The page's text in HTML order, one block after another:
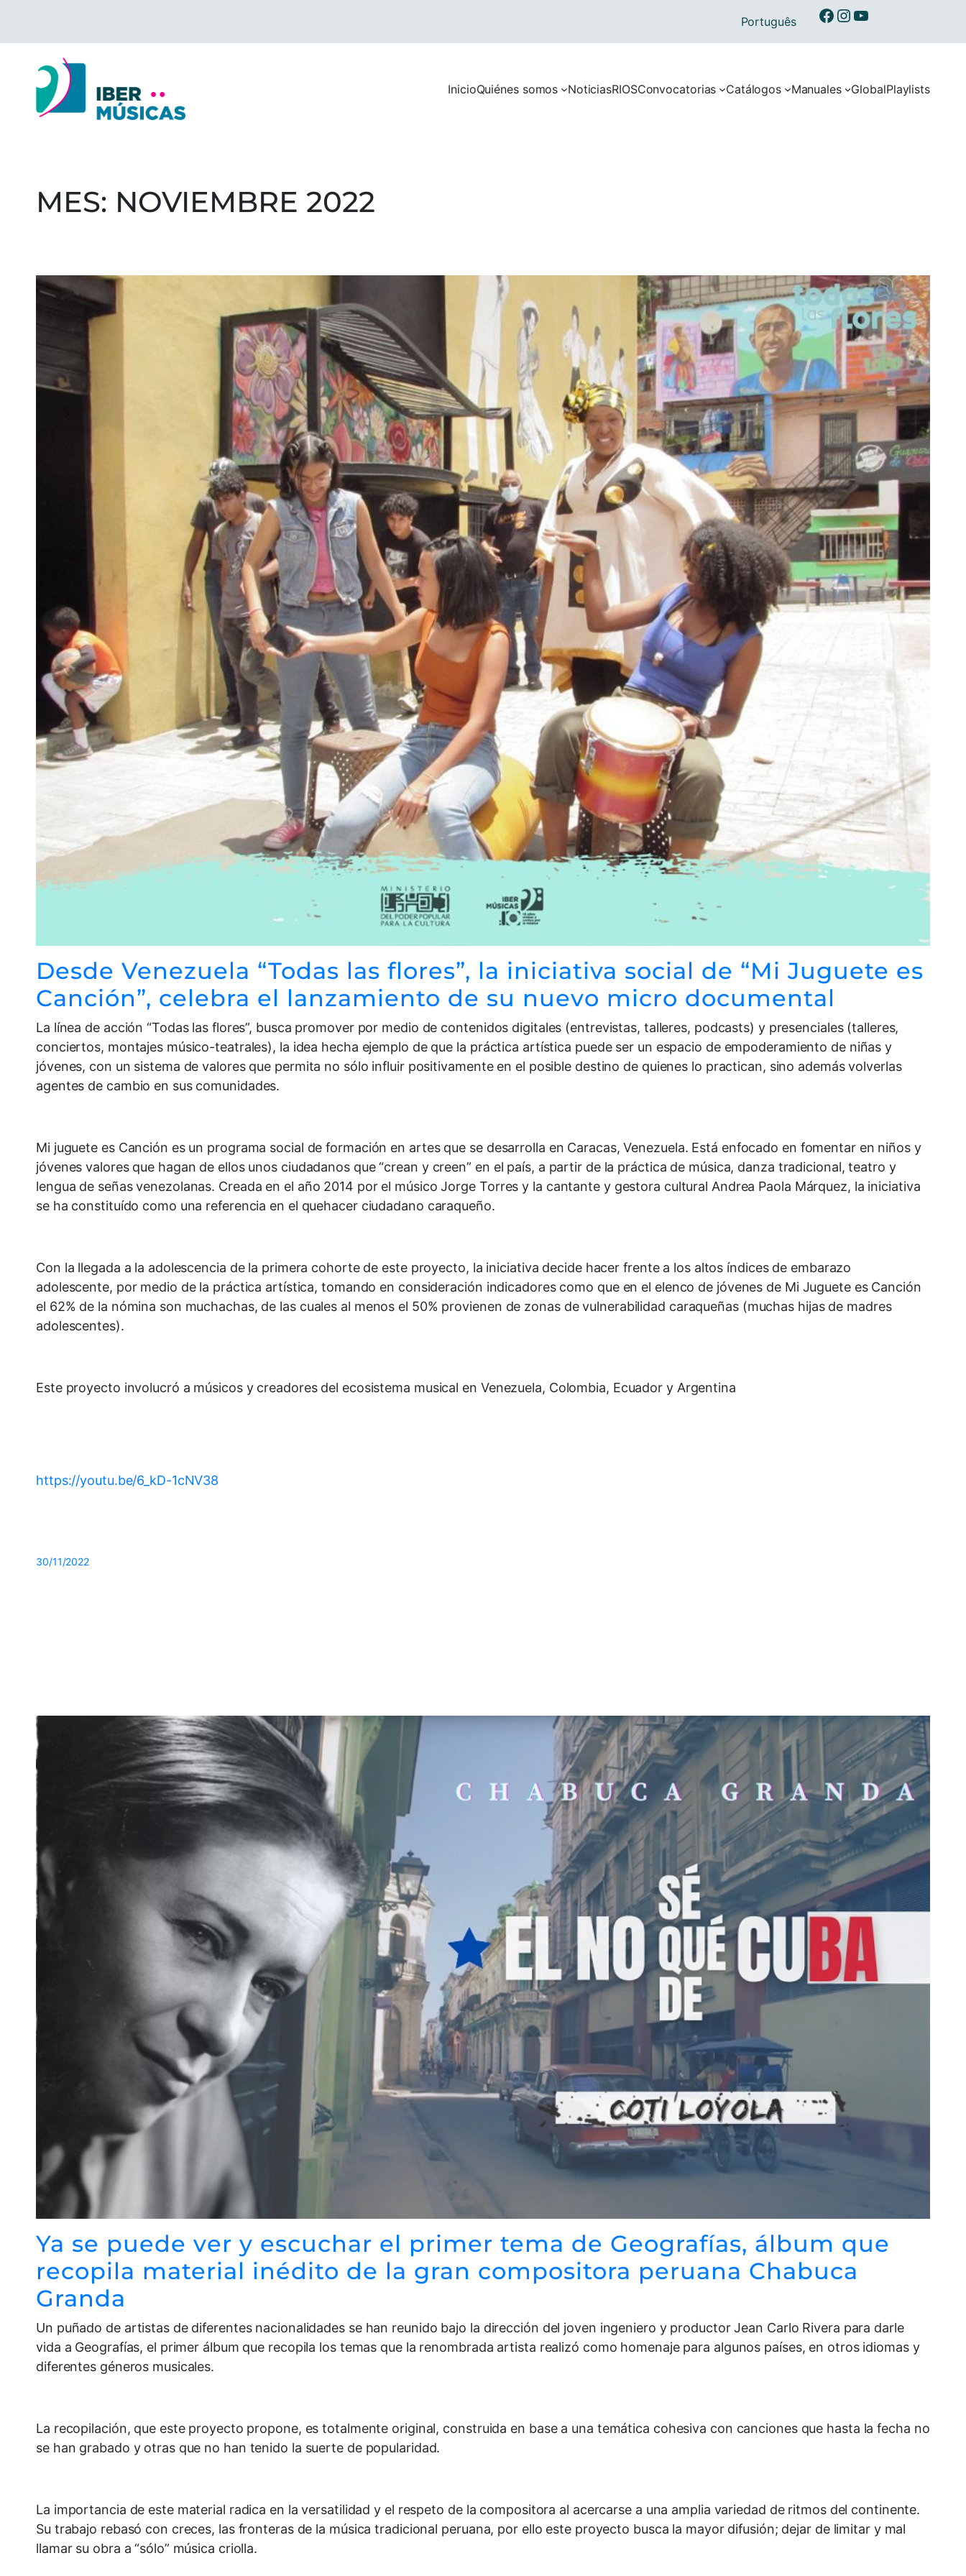
contenido
InicioQuiénes somos NoticiasRIOSConvocatorias Catálogos Manuales GlobalPlaylists
Português Ibermusicas en Facebook
Ibermusicas en Instagram
Ibermusicas en Youtube
MES: NOVIEMBRE 2022
Desde Venezuela “Todas las flores”, la iniciativa social de “Mi Juguete es
Canción”, celebra el lanzamiento de su nuevo micro documental
La línea de acción “Todas las flores”, busca promover por medio de contenidos digitales (entrevistas, talleres, podcasts) y presenciales (talleres,
conciertos, montajes músico-teatrales), la idea hecha ejemplo de que la práctica artística puede ser un espacio de empoderamiento de niñas y
jóvenes, con un sistema de valores que permita no sólo influir positivamente en el posible destino de quienes lo practican, sino además volverlas
agentes de cambio en sus comunidades.
Mi juguete es Canción es un programa social de formación en artes que se desarrolla en Caracas, Venezuela. Está enfocado en fomentar en niños y
jóvenes valores que hagan de ellos unos ciudadanos que “crean y creen” en el país, a partir de la práctica de música, danza tradicional, teatro y
lengua de señas venezolanas. Creada en el año 2014 por el músico Jorge Torres y la cantante y gestora cultural Andrea Paola Márquez, la iniciativa
se ha constituído como una referencia en el quehacer ciudadano caraqueño.
Con la llegada a la adolescencia de la primera cohorte de este proyecto, la iniciativa decide hacer frente a los altos índices de embarazo
adolescente, por medio de la práctica artística, tomando en consideración indicadores como que en el elenco de jóvenes de Mi Juguete es Canción
el 62% de la nómina son muchachas, de las cuales al menos el 50% provienen de zonas de vulnerabilidad caraqueñas (muchas hijas de madres
adolescentes).
Este proyecto involucró a músicos y creadores del ecosistema musical en Venezuela, Colombia, Ecuador y Argentina
https://youtu.be/6_kD-1cNV38
30/11/2022
Ya se puede ver y escuchar el primer tema de Geografías, álbum que
recopila material inédito de la gran compositora peruana Chabuca
Granda
Un puñado de artistas de diferentes nacionalidades se han reunido bajo la dirección del joven ingeniero y productor Jean Carlo Rivera para darle
vida a Geografías, el primer álbum que recopila los temas que la renombrada artista realizó como homenaje para algunos países, en otros idiomas y
diferentes géneros musicales.
La recopilación, que este proyecto propone, es totalmente original, construida en base a una temática cohesiva con canciones que hasta la fecha no
se han grabado y otras que no han tenido la suerte de popularidad.
La importancia de este material radica en la versatilidad y el respeto de la compositora al acercarse a una amplia variedad de ritmos del continente.
Su trabajo rebasó con creces, las fronteras de la música tradicional peruana, por ello este proyecto busca la mayor difusión; dejar de limitar y mal
llamar su obra a “sólo” música criolla.